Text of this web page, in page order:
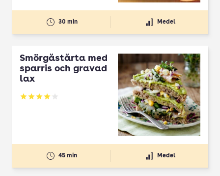
30 min Medel
Smörgåstårta med
sparris och gravad
lax
Betyg: 4.05 av 5
45 min Medel